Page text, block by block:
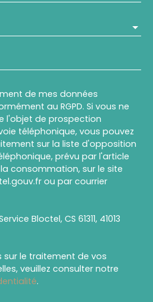
de mes données
au RGPD. Si vous ne
l'objet de prospection
téléphonique, vous pouvez
sur la liste d'opposition
prévu par l'article
consommation, sur le site
ou par courrier
Bloctel, CS 61311, 41013
sur le traitement de vos
veuillez consulter notre
.